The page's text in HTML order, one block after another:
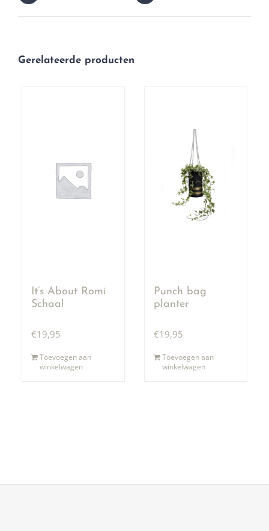
Gerelateerde producten
It’s About Romi
Schaal
€19,95
Toevoegen aan
winkelwagen
Punch bag
planter
€19,95
Toevoegen aan
winkelwagen